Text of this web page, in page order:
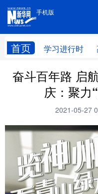
手机版
首页 学习进行时
手机版
学习进行时 高层
财经
科创
文化 书画
访谈 视频
奋斗百年路 启
庆：聚力
2021-05-27